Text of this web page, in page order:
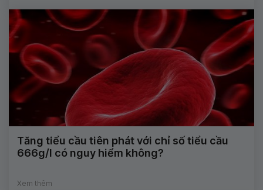
Tăng tiểu cầu tiên phát với chỉ số tiểu cầu
666g/l có nguy hiểm không?
Xem thêm